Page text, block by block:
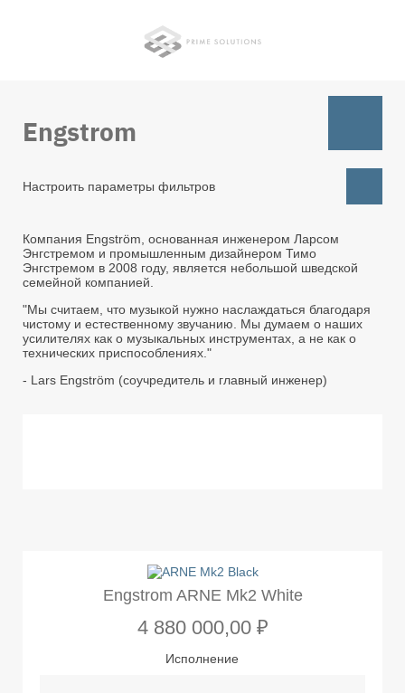
Engstrom
Настроить параметры фильтров
Компания Engström, основанная инженером Ларсом
Энгстремом и промышленным дизайнером Тимо
Энгстремом в 2008 году, является небольшой шведской
семейной компанией.
"Мы считаем, что музыкой нужно наслаждаться благодаря
чистому и естественному звучанию. Мы думаем о наших
усилителях как о музыкальных инструментах, а не как о
технических приспособлениях."
- Lars Engström (соучредитель и главный инженер)
Engstrom ARNE Mk2 White
4 880 000,00 ₽
Исполнение